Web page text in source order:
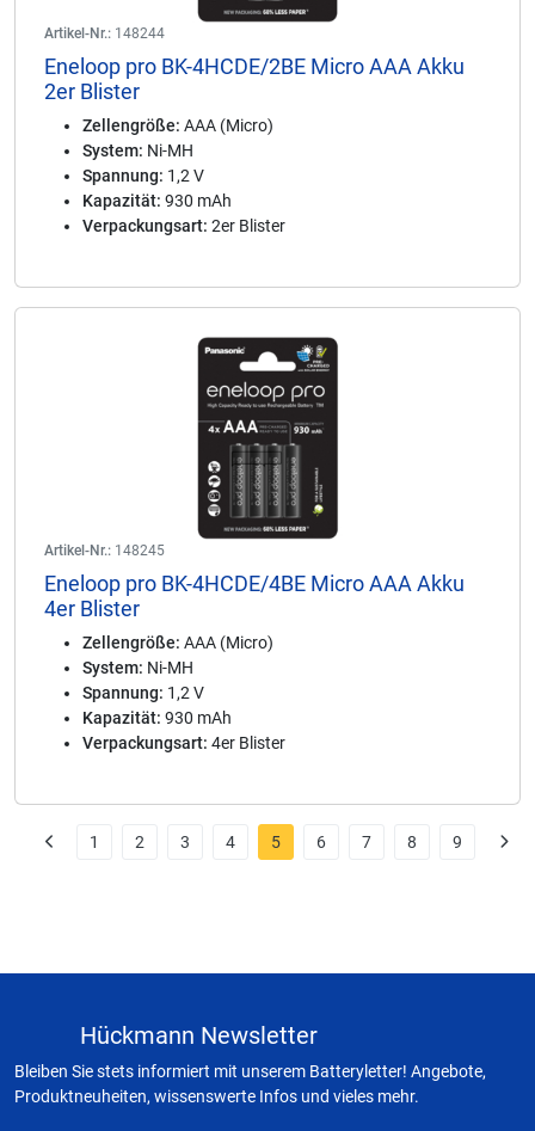
Artikel-Nr.: 148244
Eneloop pro BK-4HCDE/2BE Micro AAA Akku
2er Blister
Zellengröße: AAA (Micro)
System: Ni-MH
Spannung: 1,2 V
Kapazität: 930 mAh
Verpackungsart: 2er Blister
Artikel-Nr.: 148245
Eneloop pro BK-4HCDE/4BE Micro AAA Akku
4er Blister
Zellengröße: AAA (Micro)
System: Ni-MH
Spannung: 1,2 V
Kapazität: 930 mAh
Verpackungsart: 4er Blister
1 2 3 4 5 6 7 8 9
Hückmann Newsletter
Bleiben Sie stets informiert mit unserem Batteryletter! Angebote,
Produktneuheiten, wissenswerte Infos und vieles mehr.